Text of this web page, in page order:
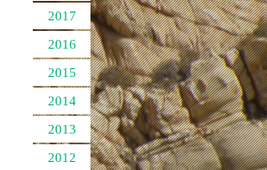
2017
2016
2015
2014
2013
2012